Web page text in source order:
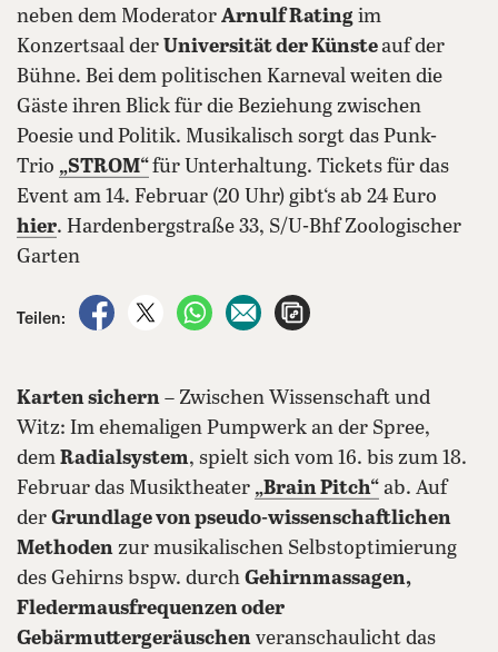
neben dem Moderator Arnulf Rating im
Konzertsaal der Universität der Künsteauf der
Bühne. Bei dem politischen Karneval weiten die
Gäste ihren Blick für die Beziehung zwischen
Poesie und Politik. Musikalisch sorgt das Punk-
Trio „STROM“für Unterhaltung. Tickets für das
Event am 14. Februar (20 Uhr) gibt‘s ab 24 Euro
hier. Hardenbergstraße 33, S/U-Bhf Zoologischer
Garten
Teilen:
auf Facebook teilen
auf X teilenper WhatsApp teilen
per E-Mail teilen
Karten sichern – Zwischen Wissenschaft und
Witz: Im ehemaligen Pumpwerk an der Spree,
dem Radialsystem, spielt sich vom 16. bis zum 18.
Februar das Musiktheater „Brain Pitch“ ab. Auf
der Grundlage von pseudo-wissenschaftlichen
Methoden zur musikalischen Selbstoptimierung
des Gehirns bspw. durch Gehirnmassagen,
Fledermausfrequenzen oder
Gebärmuttergeräuschen veranschaulicht das